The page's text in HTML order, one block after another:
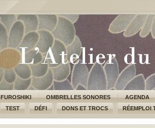
FUROSHIKI OMBRELLES SONORES
AGENDA
TEST DÉFI DONS ET TROCS RÉEMPLOI